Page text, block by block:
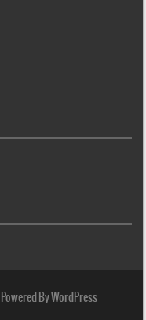
Powered By WordPress